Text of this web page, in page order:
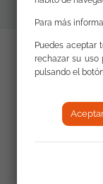
Para más
Puedes aceptar
rechazar su uso
pulsando el